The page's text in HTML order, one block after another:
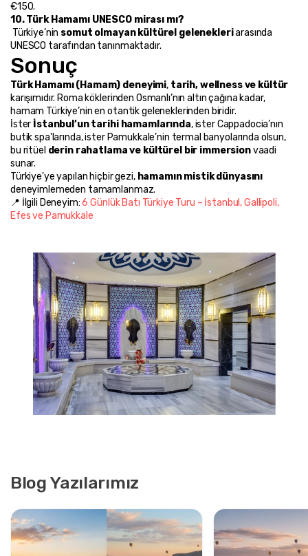
€150.
10. Türk Hamamı UNESCO mirası mı?
Türkiye’nin somut olmayan kültürel gelenekleri arasında
UNESCO tarafından tanınmaktadır.
Sonuç
Türk Hamamı (Hamam) deneyimi, tarih, wellness ve kültür
karışımıdır. Roma köklerinden Osmanlı’nın altın çağına kadar,
hamam Türkiye’nin en otantik geleneklerinden biridir.
İster İstanbul’un tarihi hamamlarında, ister Cappadocia’nın
butik spa'larında, ister Pamukkale’nin termal banyolarında olsun,
bu ritüel derin rahatlama ve kültürel bir immersion vaadi
sunar.
Türkiye'ye yapılan hiçbir gezi, hamamın mistik dünyasını
deneyimlemeden tamamlanmaz.
📍 İlgili Deneyim: 6 Günlük Batı Türkiye Turu – İstanbul, Gallipoli,
Efes ve Pamukkale
Blog Yazılarımız